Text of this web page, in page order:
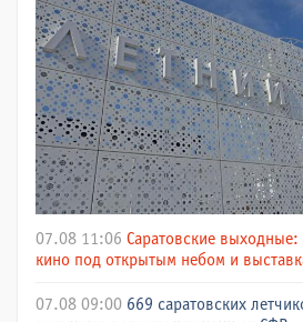
07.08 11:06 Саратовские выходные:
кино под открытым небом и
07.08 09:00 669 саратовских